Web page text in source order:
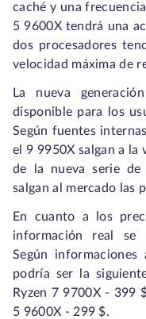
caché y una
5 9600X tendrá una
dos procesadores
velocidad máxima de
La nueva
disponible para los
Según fuentes
el 9 9950X salgan a la
de la nueva serie de
salgan al mercado las
En cuanto a los
información real se
Según
podría ser la
Ryzen 7 9700X - 399
5 9600X - 299 $.